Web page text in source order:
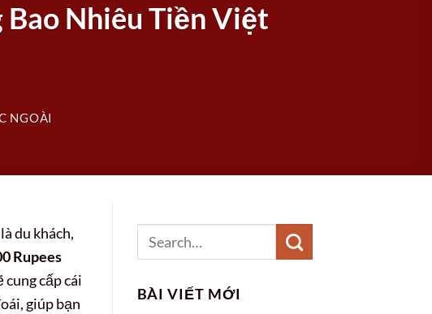
Nhiêu Tiền Việt
NGOÀI
du khách,
Rupees
cấp cái
giúp bạn
BÀI VIẾT MỚI